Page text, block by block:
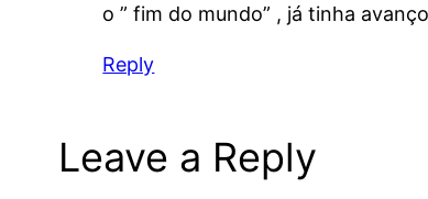
o ” fim do mundo” , já tinha
Reply
Leave a Reply